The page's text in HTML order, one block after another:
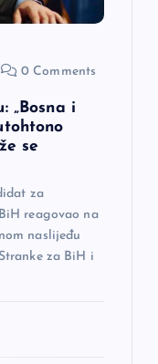
0 Comments
„Bosna i
se
za
reagovao na
naslijeđu
za BiH i